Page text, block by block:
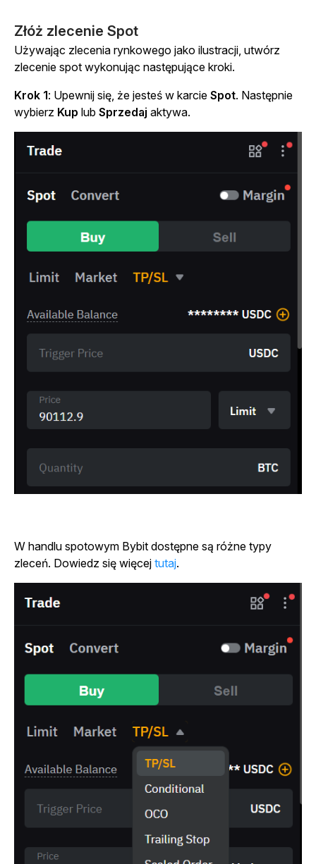
Złóż zlecenie Spot
Używając zlecenia rynkowego jako ilustracji, utwórz
zlecenie spot wykonując następujące kroki.
Krok 1: Upewnij się, że jesteś w karcie Spot. Następnie
wybierz Kup lub Sprzedaj aktywa.
W handlu spotowym Bybit dostępne są różne typy
zleceń. Dowiedz się więcej tutaj.